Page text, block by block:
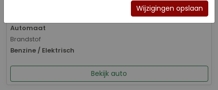
Automaat
Brandstof
Benzine / Elektrisch
Bekijk auto
Wijzigingen opslaan